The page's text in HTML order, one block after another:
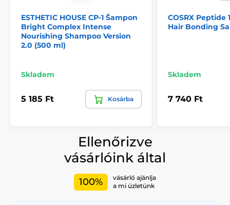
ESTHETIC HOUSE CP-1 Šampon
Bright Complex Intense
Nourishing Shampoo Version
2.0 (500 ml)
Skladem
5 185 Ft Kosárba
COSRX Peptide
Hair Bonding
Skladem
7 740 Ft
Ellenőrizve
vásárlóink által
100%
vásárló ajánlja
a mi üzletünk